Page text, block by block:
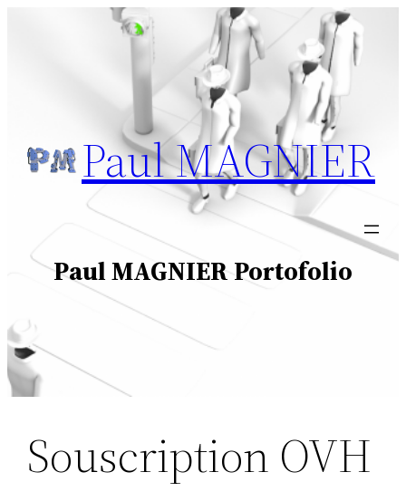
Paul MAGNIER
Paul MAGNIER Portofolio
Souscription OVH